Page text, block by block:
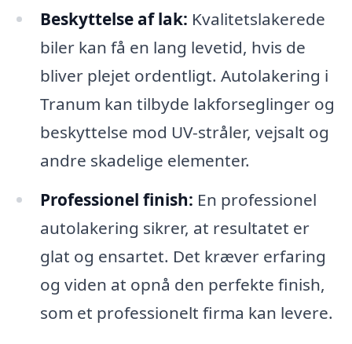
Beskyttelse af lak: Kvalitetslakerede
biler kan få en lang levetid, hvis de
bliver plejet ordentligt. Autolakering i
Tranum kan tilbyde lakforseglinger og
beskyttelse mod UV-stråler, vejsalt og
andre skadelige elementer.
Professionel finish: En professionel
autolakering sikrer, at resultatet er
glat og ensartet. Det kræver erfaring
og viden at opnå den perfekte finish,
som et professionelt firma kan levere.